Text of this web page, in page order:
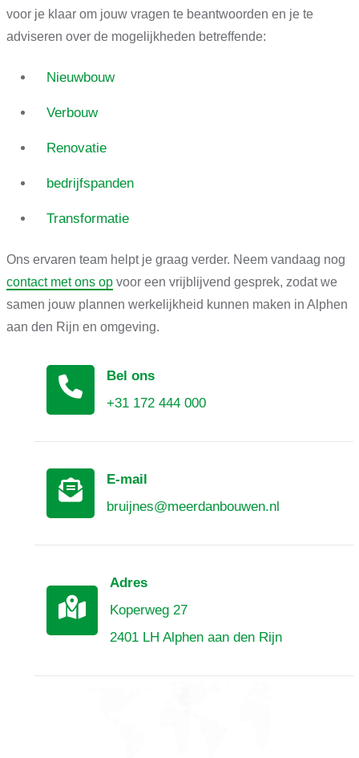
voor je klaar om jouw vragen te beantwoorden en je te
adviseren over de mogelijkheden betreffende:
Nieuwbouw
Verbouw
Renovatie
bedrijfspanden
Transformatie
Ons ervaren team helpt je graag verder. Neem vandaag nog
contact met ons opvoor een vrijblijvend gesprek, zodat we
samen jouw plannen werkelijkheid kunnen maken in Alphen
aan den Rijn en omgeving.
Bel ons
+31 172 444 000
E-mail
bruijnes@meerdanbouwen.nl
Adres
Koperweg 27
2401 LH Alphen aan den Rijn